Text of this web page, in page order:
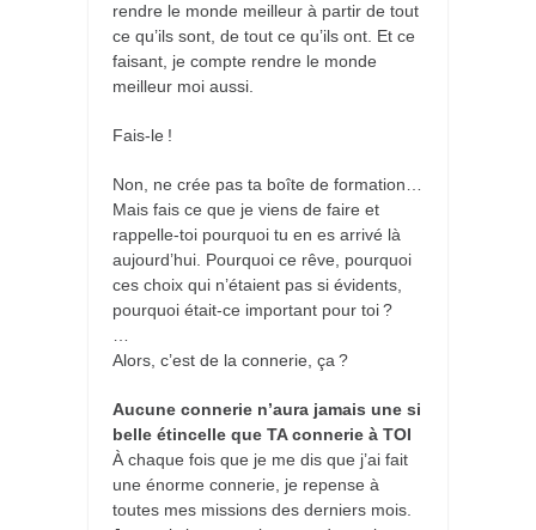
rendre le monde meilleur à partir de tout
ce qu’ils sont, de tout ce qu’ils ont. Et ce
faisant, je compte rendre le monde
meilleur moi aussi.
Fais-le !
Non, ne crée pas ta boîte de formation…
Mais fais ce que je viens de faire et
rappelle-toi pourquoi tu en es arrivé là
aujourd’hui. Pourquoi ce rêve, pourquoi
ces choix qui n’étaient pas si évidents,
pourquoi était-ce important pour toi ?
…
Alors, c’est de la connerie, ça ?
Aucune connerie n’aura jamais une si
belle étincelle que TA connerie à TOI
À chaque fois que je me dis que j’ai fait
une énorme connerie, je repense à
toutes mes missions des derniers mois.